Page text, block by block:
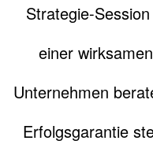
Strategie-
einer
Unternehmen
Erfolgsgarantie